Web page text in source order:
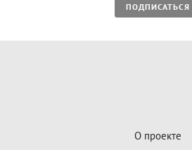
ПОДПИСАТЬСЯ
О проекте